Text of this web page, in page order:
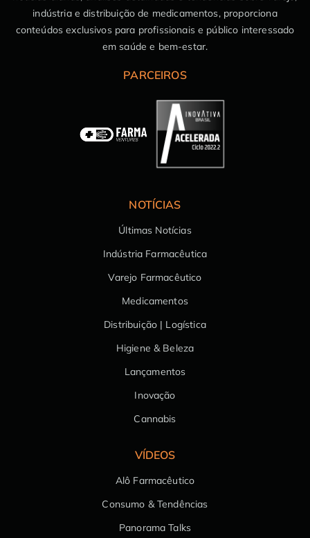
indústria e distribuição de medicamentos, proporciona
conteúdos exclusivos para profissionais e público interessado
em saúde e bem-estar.
PARCEIROS
NOTÍCIAS
Últimas Notícias
Indústria Farmacêutica
Varejo Farmacêutico
Medicamentos
Distribuição | Logística
Higiene & Beleza
Lançamentos
Inovação
Cannabis
VÍDEOS
Alô Farmacêutico
Consumo & Tendências
Panorama Talks